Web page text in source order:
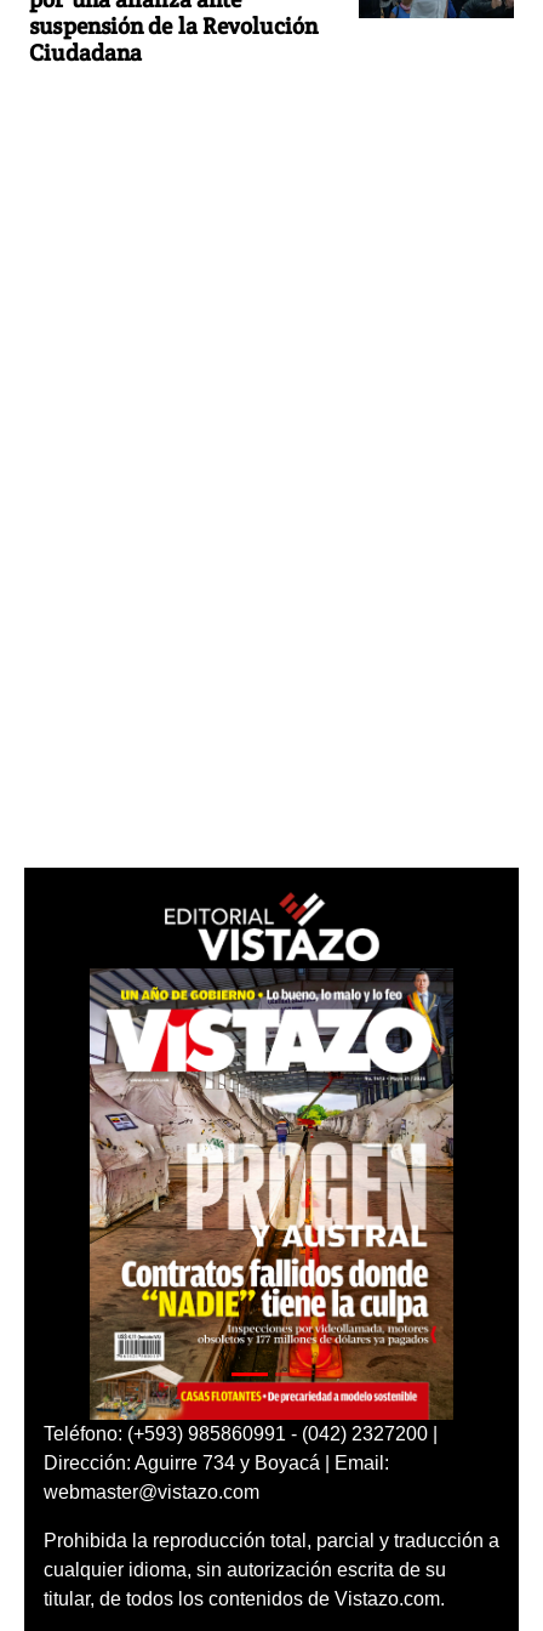
suspensión de la Revolución
Ciudadana
Teléfono: (+593) 985860991 - (042) 2327200 |
Dirección: Aguirre 734 y Boyacá | Email:
webmaster@vistazo.com
Prohibida la reproducción total, parcial y traducción a
cualquier idioma, sin autorización escrita de su
titular, de todos los contenidos de Vistazo.com.